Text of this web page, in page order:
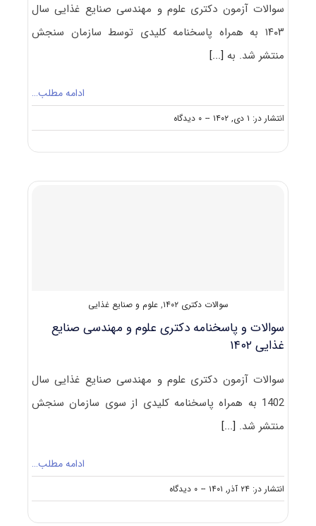
سوالات آزمون دکتری علوم و مهندسی صنایع غذایی سال
۱۴۰۳ به همراه پاسخنامه کلیدی توسط سازمان سنجش
منتشر شد. به [...]
ادامه مطلب…
انتشار در: ۱ دی, ۱۴۰۲ -- ۰ دیدگاه
on
سوالات
علوم
سوالات دکتری ۱۴۰۲ ,علوم و صنایع غذایی
سوالات و پاسخنامه دکتری علوم و مهندسی صنایع
غذایی ۱۴۰۲
سوالات آزمون دکتری علوم و مهندسی صنایع غذایی سال
1402 به همراه پاسخنامه کلیدی از سوی سازمان سنجش
منتشر شد. [...]
ادامه مطلب…
انتشار در: ۲۴ آذر, ۱۴۰۱ -- ۰ دیدگاه
on
سوالات